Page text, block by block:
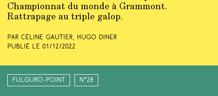
Championnat du monde à Grammont.
Rattrapage au triple galop.
Par Céline Gautier, Hugo Dinër
Publié le 01/12/2022
Fulguro-Point N°28